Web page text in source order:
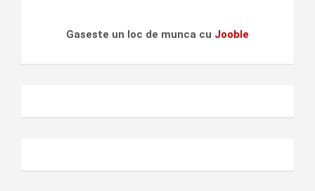
Gaseste un loc de munca cu Jooble